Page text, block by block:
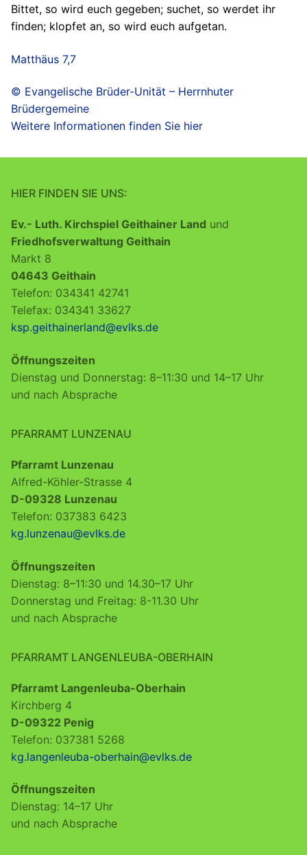
Bittet, so wird euch gegeben; suchet, so werdet ihr
finden; klopfet an, so wird euch aufgetan.
Matthäus 7,7
© Evangelische Brüder-Unität – Herrnhuter
Brüdergemeine
Weitere Informationen finden Sie hier
HIER FINDEN SIE UNS:
Ev.- Luth. Kirchspiel Geithainer Land und
Friedhofsverwaltung Geithain
Markt 8
04643 Geithain
Telefon: 034341 42741
Telefax: 034341 33627
ksp.geithainerland@evlks.de
Öffnungszeiten
Dienstag und Donnerstag: 8–11:30 und 14–17 Uhr
und nach Absprache
PFARRAMT LUNZENAU
Pfarramt Lunzenau
Alfred-Köhler-Strasse 4
D-09328 Lunzenau
Telefon: 037383 6423
kg.lunzenau@evlks.de
Öffnungszeiten
Dienstag: 8–11:30 und 14.30–17 Uhr
Donnerstag und Freitag: 8-11.30 Uhr
und nach Absprache
PFARRAMT LANGENLEUBA-OBERHAIN
Pfarramt Langenleuba-Oberhain
Kirchberg 4
D-09322 Penig
Telefon: 037381 5268
kg.langenleuba-oberhain@evlks.de
Öffnungszeiten
Dienstag: 14–17 Uhr
und nach Absprache